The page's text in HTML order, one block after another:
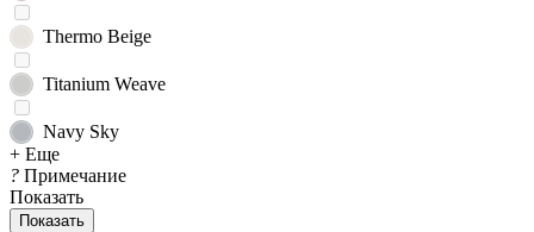
Thermo Beige
Titanium Weave
Navy Sky
+ Еще
? Примечание
Показать
Показать